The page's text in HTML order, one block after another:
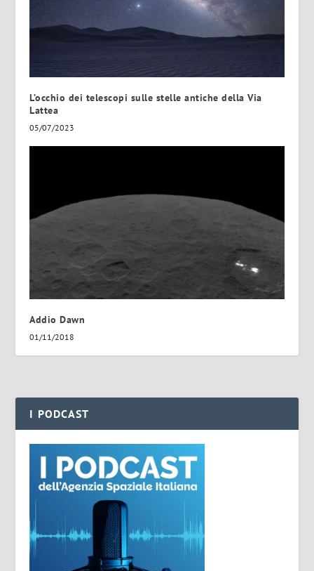
L’occhio dei telescopi sulle stelle antiche della Via
Lattea
05/07/2023
Addio Dawn
01/11/2018
I PODCAST